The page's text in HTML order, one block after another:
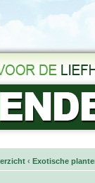
‹ Exotische